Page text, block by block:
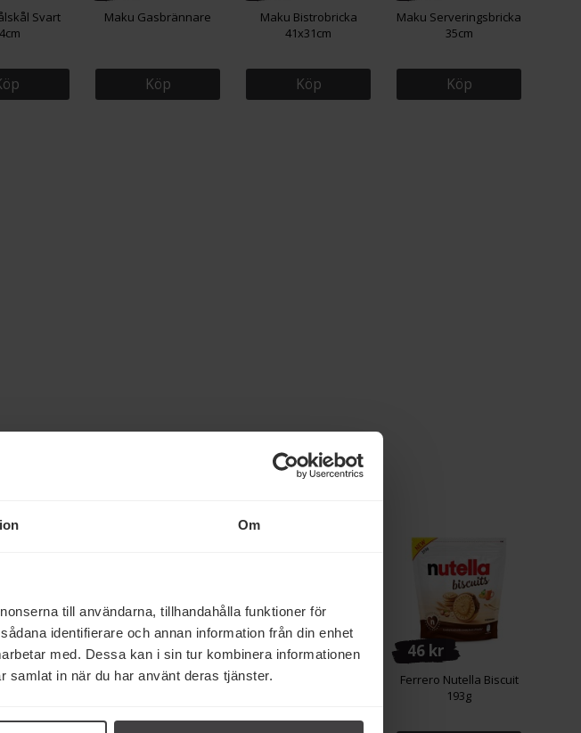
Om
till användarna, tillhandahålla funktioner för
identifierare och annan information från din enhet
med. Dessa kan i sin tur kombinera informationen
samlat in när du har använt deras tjänster.
Svart
Maku Gasbrännare
Köp
Maku Bistrobricka
41x31cm
Köp
Maku Serveringsbricka
35cm
Köp
29 kr
Delicato Mazarin 4-pack
24 kr
Dr. Oetker Tårtmousse
46 kr
Ferrero Nutella Biscuit
193g